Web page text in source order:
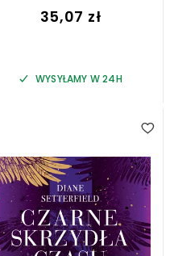
35,07 zł
WYSYŁAMY W 24H